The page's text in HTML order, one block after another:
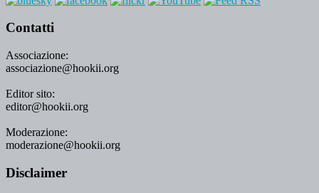
Contatti
Associazione:
associazione@hookii.org
Editor sito:
editor@hookii.org
Moderazione:
moderazione@hookii.org
Disclaimer